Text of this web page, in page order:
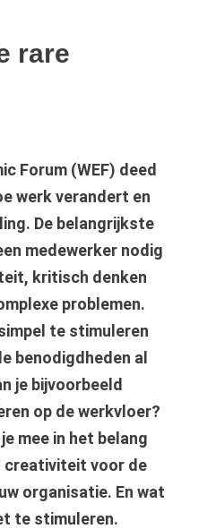
rare
Forum (WEF) deed
werk verandert en
De belangrijkste
medewerker nodig
kritisch denken
problemen.
te stimuleren
benodigdheden al
je bijvoorbeeld
op de werkvloer?
mee in het belang
creativiteit voor de
organisatie. En wat
te stimuleren.